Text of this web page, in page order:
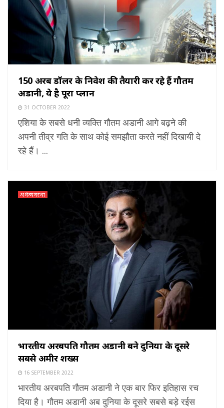
150 अरब डॉलर के निवेश की तैयारी कर रहे हैं गौतम
अडानी, ये है पूरा प्लान
31 OCTOBER 2022
एशिया के सबसे धनी व्यक्ति गौतम अडानी आगे बढ़ने की
अपनी तीव्र गति के साथ कोई समझौता करते नहीं दिखायी दे
रहे हैं। ...
अर्थव्यवस्था
भारतीय अरबपति गौतम अडानी बने दुनिया के दूसरे
सबसे अमीर शख्स
16 SEPTEMBER 2022
भारतीय अरबपति गौतम अडानी ने एक बार फिर इतिहास रच
दिया है। गौतम अडानी अब दुनिया के दूसरे सबसे बड़े रईस